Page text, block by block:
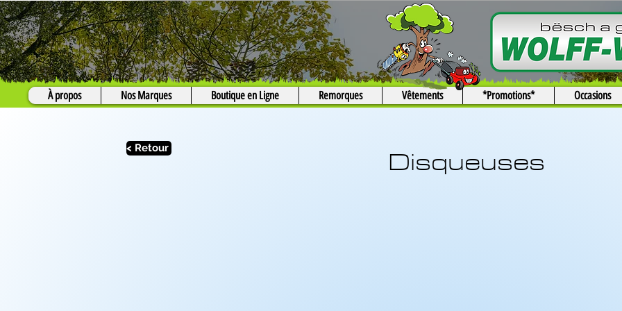
À propos Nos Marques Boutique en Ligne Remorques Vêtements *Promotions* Occasions
Disqueuses
< Retour